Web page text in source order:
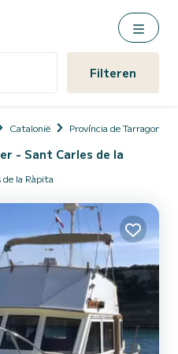
Filteren
Catalonië Província de Tarragona
- Sant Carles de la
la Ràpita